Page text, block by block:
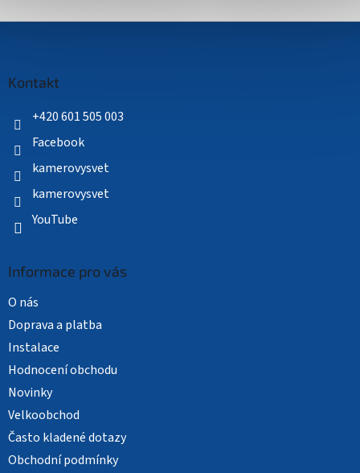
Kontakt
+420 601 505 003
Facebook
kamerovysvet
kamerovysvet
YouTube
Informace pro vás
O nás
Doprava a platba
Instalace
Hodnocení obchodu
Novinky
Velkoobchod
Často kladené dotazy
Obchodní podmínky